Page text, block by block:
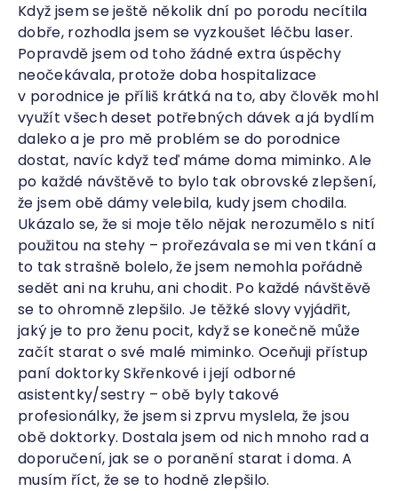
Když jsem se ještě několik dní po porodu necítila
dobře, rozhodla jsem se vyzkoušet léčbu laser.
Popravdě jsem od toho žádné extra úspěchy
neočekávala, protože doba hospitalizace
v porodnice je příliš krátká na to, aby člověk mohl
využít všech deset potřebných dávek a já bydlím
daleko a je pro mě problém se do porodnice
dostat, navíc když teď máme doma miminko. Ale
po každé návštěvě to bylo tak obrovské zlepšení,
že jsem obě dámy velebila, kudy jsem chodila.
Ukázalo se, že si moje tělo nějak nerozumělo s nití
použitou na stehy – prořezávala se mi ven tkání a
to tak strašně bolelo, že jsem nemohla pořádně
sedět ani na kruhu, ani chodit. Po každé návštěvě
se to ohromně zlepšilo. Je těžké slovy vyjádřit,
jaký je to pro ženu pocit, když se konečně může
začít starat o své malé miminko. Oceňuji přístup
paní doktorky Skřenkové i její odborné
asistentky/sestry – obě byly takové
profesionálky, že jsem si zprvu myslela, že jsou
obě doktorky. Dostala jsem od nich mnoho rad a
doporučení, jak se o poranění starat i doma. A
musím říct, že se to hodně zlepšilo.